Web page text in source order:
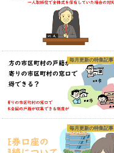
毎月更新の特集記事
毎月更新の特集記事